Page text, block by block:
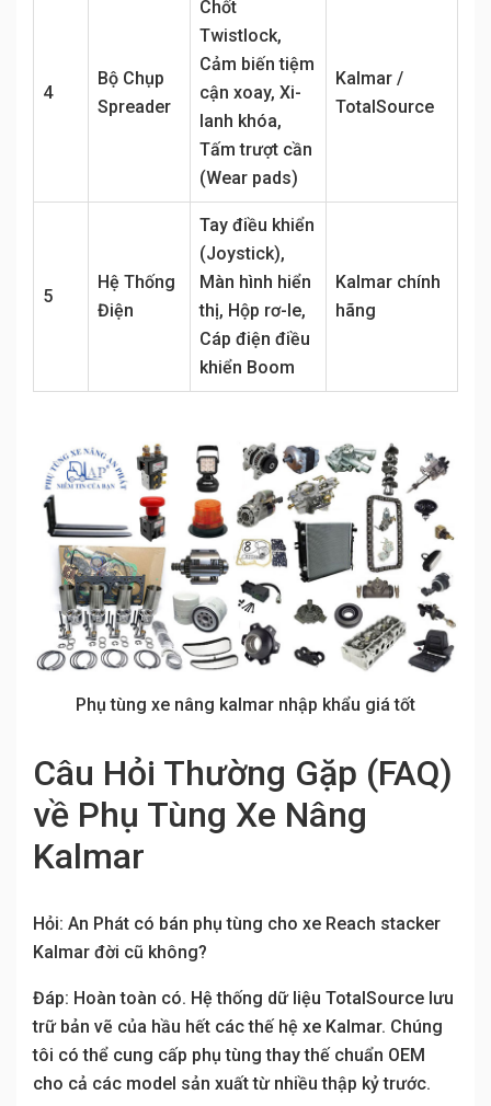
4
Bộ Chụp
Spreader
Chốt
Twistlock,
Cảm biến tiệm
cận xoay, Xi-
lanh khóa,
Tấm trượt cần
(Wear pads)
Kalmar /
TotalSource
5
Hệ Thống
Điện
Tay điều khiển
(Joystick),
Màn hình hiển
thị, Hộp rơ-le,
Cáp điện điều
khiển Boom
Kalmar chính
hãng
Phụ tùng xe nâng kalmar nhập khẩu giá tốt
Câu Hỏi Thường Gặp (FAQ)
về Phụ Tùng Xe Nâng
Kalmar
Hỏi: An Phát có bán phụ tùng cho xe Reach stacker
Kalmar đời cũ không?
Đáp: Hoàn toàn có. Hệ thống dữ liệu TotalSource lưu
trữ bản vẽ của hầu hết các thế hệ xe Kalmar. Chúng
tôi có thể cung cấp phụ tùng thay thế chuẩn OEM
cho cả các model sản xuất từ nhiều thập kỷ trước.